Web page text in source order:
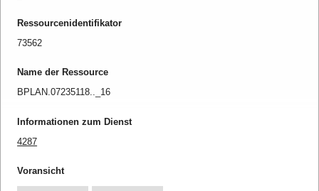
Ressourcenidentifikator
73562
Name der Ressource
BPLAN.07235118.._16
Informationen zum Dienst
4287
Voransicht